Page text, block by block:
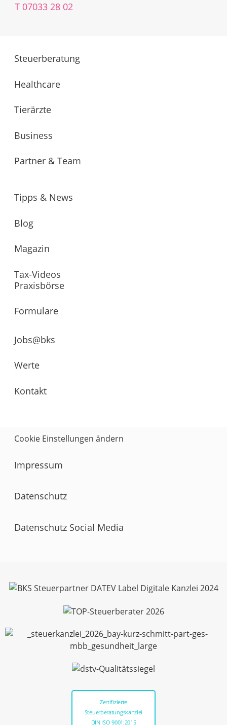
T 07033 28 02
Steuerberatung
Healthcare
Tierärzte
Business
Partner & Team
Tipps & News
Blog
Magazin
Tax-Videos
Praxisbörse
Formulare
Jobs@bks
Werte
Kontakt
Cookie Einstellungen ändern
Impressum
Datenschutz
Datenschutz Social Media
Zertifizierte
Steuerberatungskanzlei
DIN ISO 9001:2015